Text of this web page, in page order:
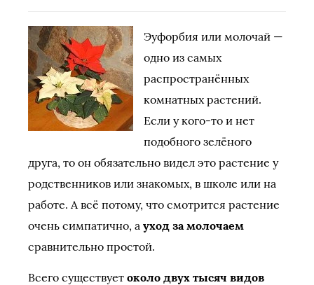
Эуфорбия или молочай —
одно из самых
распространённых
комнатных растений.
Если у кого-то и нет
подобного зелёного
друга, то он обязательно видел это растение у
родственников или знакомых, в школе или на
работе. А всё потому, что смотрится растение
очень симпатично, а уход за молочаем
сравнительно простой.
Всего существует около двух тысяч видов